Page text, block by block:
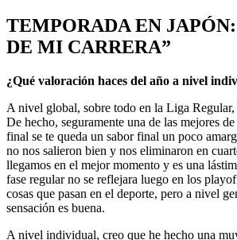
TEMPORADA EN
DE MI CARRERA”
¿Qué valoración haces del año a nivel
A nivel global, sobre todo en la Liga
De hecho, seguramente una de las mejores
final se te queda un sabor final un poco
no nos salieron bien y nos eliminaron en
llegamos en el mejor momento y es una
fase regular no se reflejara luego en los
cosas que pasan en el deporte, pero a nivel
sensación es buena.
A nivel individual, creo que he hecho una